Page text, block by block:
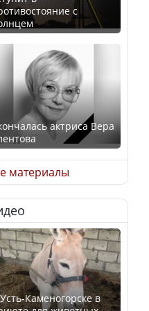
с
актриса Вера
вынесен заочный
по уголовному
об убийстве Игоря
материалы
Каменогорске в